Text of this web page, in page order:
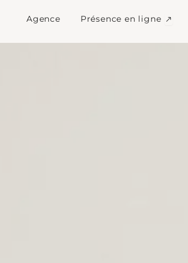
Agence Présence en ligne
Agence seo à